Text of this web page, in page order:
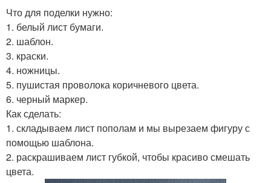
Что для поделки нужно:
1. белый лист бумаги.
2. шаблон.
3. краски.
4. ножницы.
5. пушистая проволока коричневого цвета.
6. черный маркер.
Как сделать:
1. складываем лист пополам и мы вырезаем фигуру с
помощью шаблона.
2. раскрашиваем лист губкой, чтобы красиво смешать
цвета.